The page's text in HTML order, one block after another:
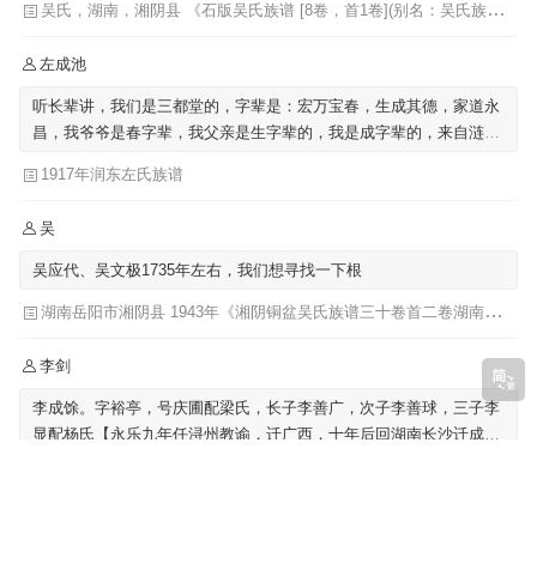
吴氏，湖南，湘阴县 《石版吴氏族谱 [8卷，首1卷](别名：吴氏族谱)》
左成池
听长辈讲，我们是三都堂的，字辈是：宏万宝春，生成其德，家道永
昌，我爷爷是春字辈，我父亲是生字辈的，我是成字辈的，来自涟水
1917年润东左氏族谱
吴
吴应代、吴文极1735年左右，我们想寻找一下根
湖南岳阳市湘阴县 1943年《湘阴铜盆吴氏族谱三十卷首二卷湖南省岳阳市湘阴县》发祥堂|吴楚椿（主修）
李剑
李成馀。字裕亭，号庆圃配梁氏，长子李善广，次子李善球，三子李
显配杨氏【永乐九年任浔州教谕，迁广西，十年后回湖南长沙迁成馀